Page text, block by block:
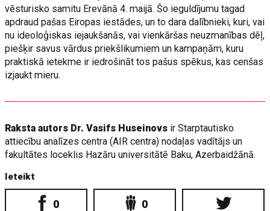
vēsturisko samitu Erevānā 4. maijā. Šo ieguldījumu tagad
apdraud pašas Eiropas iestādes, un to dara dalībnieki, kuri, vai
nu ideoloģiskas iejaukšanās, vai vienkāršas neuzmanības dēļ,
piešķir savus vārdus priekšlikumiem un kampaņām, kuru
praktiskā ietekme ir iedrošināt tos pašus spēkus, kas cenšas
izjaukt mieru.
Raksta autors Dr. Vasifs Huseinovs ir Starptautisko
attiecību analīzes centra (AIR centra) nodaļas vadītājs un
fakultātes loceklis Hazāru universitātē Baku, Azerbaidžānā.
Ieteikt
0 0